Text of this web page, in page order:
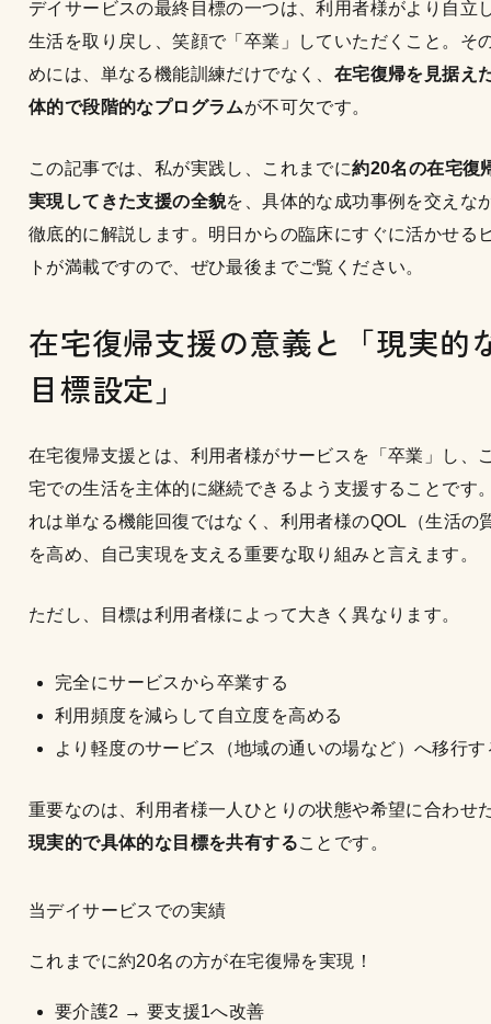
デイサービスの最終目標の一つは、利用者様がより自立
生活を取り戻し、笑顔で「卒業」していただくこと。そ
めには、単なる機能訓練だけでなく、 在宅復帰を見据え
体的で段階的なプログラムが不可欠です。
この記事では、私が実践し、これまでに約20名の在宅復
実現してきた支援の全貌を、具体的な成功事例を交えな
徹底的に解説します。明日からの臨床にすぐに活かせる
トが満載ですので、ぜひ最後までご覧ください。
在宅復帰支援の意義と「現実的
目標設定」
在宅復帰支援とは、利用者様がサービスを「卒業」し、
宅での生活を主体的に継続できるよう支援することです
れは単なる機能回復ではなく、利用者様のQOL（生活の
を高め、自己実現を支える重要な取り組みと言えます。
ただし、目標は利用者様によって大きく異なります。
完全にサービスから卒業する
利用頻度を減らして自立度を高める
より軽度のサービス（地域の通いの場など）へ移行す
重要なのは、利用者様一人ひとりの状態や希望に合わせ
現実的で具体的な目標を共有することです。
当デイサービスでの実績
これまでに約20名の方が在宅復帰を実現！
要介護2 → 要支援1へ改善